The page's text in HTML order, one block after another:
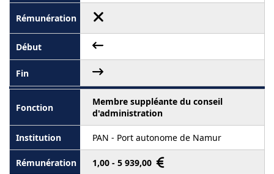
Membre suppléante du conseil
d'administration
PAN - Port autonome de Namur
1,00 - 5 939,00